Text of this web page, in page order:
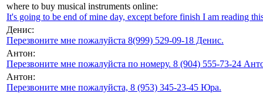
where to buy musical instruments online:
It's going to be end of mine day, except before finish I am reading
Денис:
Перезвоните мне пожалуйста 8(999) 529-09-18 Денис.
Антон:
Перезвоните мне пожалуйста по номеру. 8 (904) 555-73-24
Антон:
Перезвоните мне пожалуйста, 8 (953) 345-23-45 Юра.